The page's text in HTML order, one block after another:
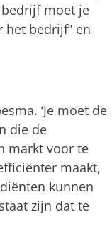
moet je
het bedrijf” en
‘Je moet de
die de
markt voor te
maakt,
kunnen
zijn dat te